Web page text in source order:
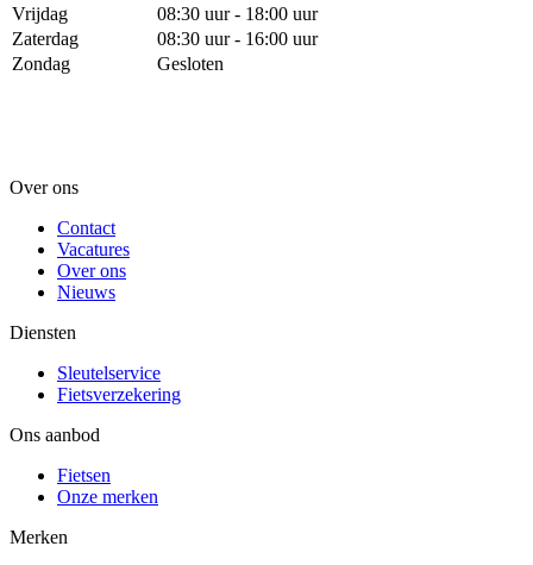
Vrijdag
08:30 uur - 18:00 uur
Zaterdag
08:30 uur - 16:00 uur
Zondag
Gesloten
Over ons
Contact
Vacatures
Over ons
Nieuws
Diensten
Sleutelservice
Fietsverzekering
Ons aanbod
Fietsen
Onze merken
Merken